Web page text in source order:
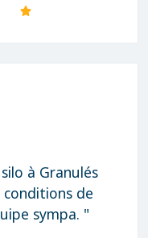
à Granulés
conditions de
sympa. "